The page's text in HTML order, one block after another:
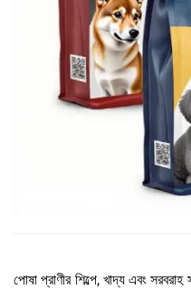
পোষা প্রাণীর শিল্পে, খাদ্য এবং